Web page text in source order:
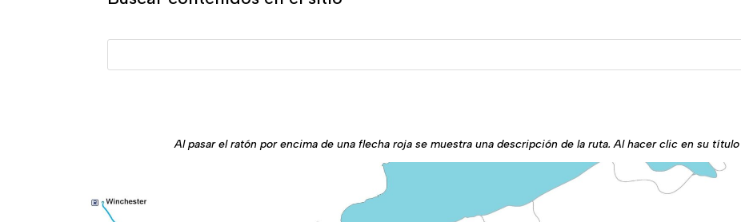
Al pasar el ratón por encima de una flecha roja se muestra una descripción de la ruta. Al hacer clic en su título